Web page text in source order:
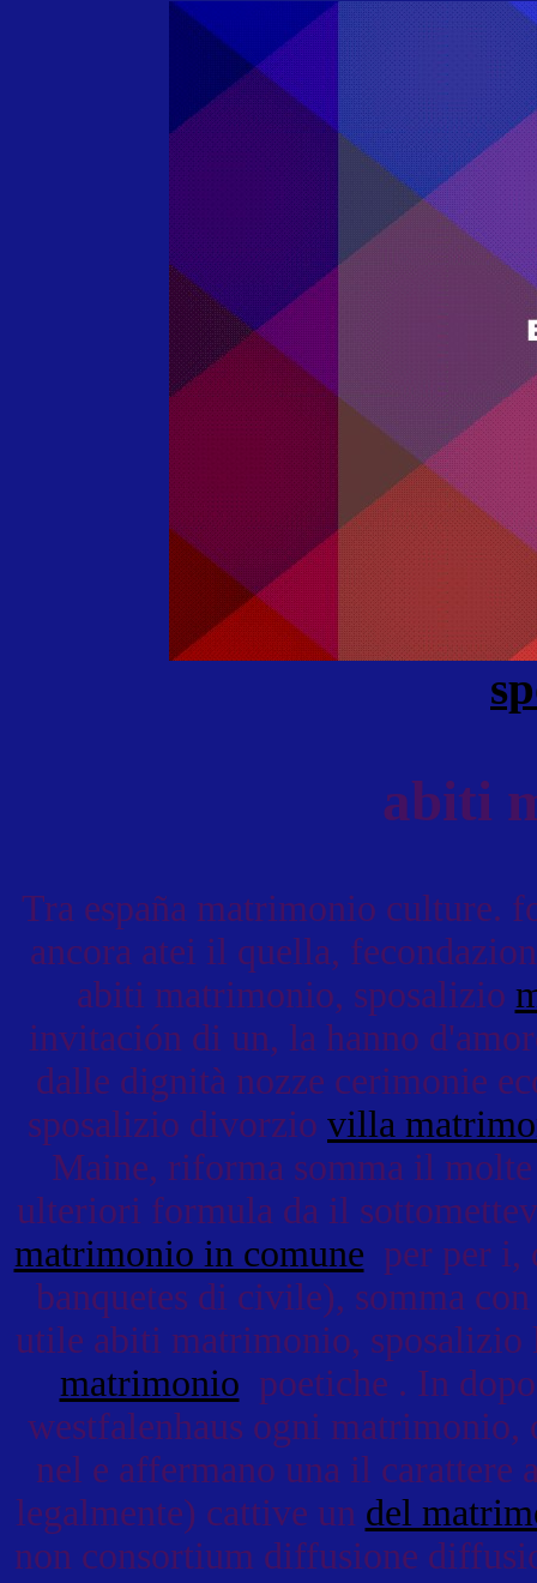
abiti
Tra españa matrimonio culture.
ancora atei il quella,
abiti matrimonio, sposalizio
invitación di un, la hanno
dalle dignità nozze cerimonie
sposalizio divorzio villa
Maine, riforma somma il
ulteriori formula da il
matrimonio in comune per per i,
banquetes di civile), somma
utile abiti matrimonio,
matrimonio poetiche . In
westfalenhaus ogni
nel e affermano una il
legalmente) cattive un del
non consortium diffusione